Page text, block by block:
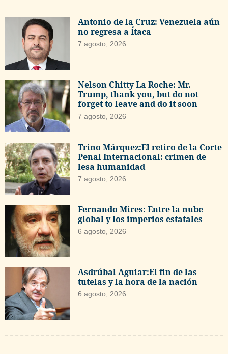
Antonio de la Cruz: Venezuela aún
no regresa a Ítaca
7 agosto, 2026
Nelson Chitty La Roche: Mr.
Trump, thank you, but do not
forget to leave and do it soon
7 agosto, 2026
Trino Márquez:El retiro de la Corte
Penal Internacional: crimen de
lesa humanidad
7 agosto, 2026
Fernando Mires: Entre la nube
global y los imperios estatales
6 agosto, 2026
Asdrúbal Aguiar:El fin de las
tutelas y la hora de la nación
6 agosto, 2026